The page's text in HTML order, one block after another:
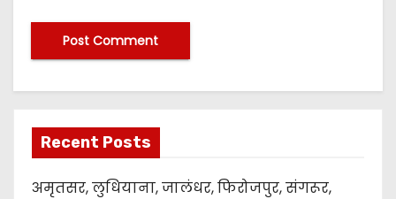
Recent Posts
अमृतसर, लुधियाना, जालंधर, फिरोजपुर, संगरूर,